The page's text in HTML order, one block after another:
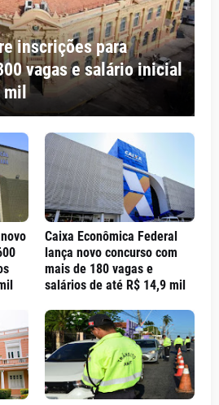
inscrições para
vagas e salário inicial
mil
Caixa Econômica Federal
lança novo concurso com
mais de 180 vagas e
salários de até R$ 14,9 mil